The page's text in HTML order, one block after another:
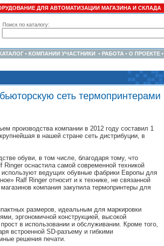
ДЛЯ АВТОМАТИЗАЦИИ МАГАЗИНА И СКЛАДА
Поиск по каталогу:
• КОМПАНИИ УЧАСТНИКИ • РАБОТА • О ПРОЕКТЕ •
сеть термопринтерами
производства компании в 2012 году составил 1
в нашей стране сеть дистрибуции, в
обуви, в том числе, благодаря тому, что
оснастила самой современной техникой
используют ведущих обувные фабрики Европы для
Ralf Ringer относит и к технике, не связанной
компания закупила термопринтеры для
размеров, идеальным для маркировки
эргономичной конструкцией, высокой
в использовании и обслуживании. Кроме того,
встроенной SD-разъему и гибкими
решения печати.